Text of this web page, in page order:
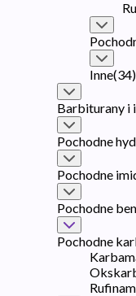
Inne(34)
Barbiturany i
Pochodne
Pochodne
Pochodne
Pochodne